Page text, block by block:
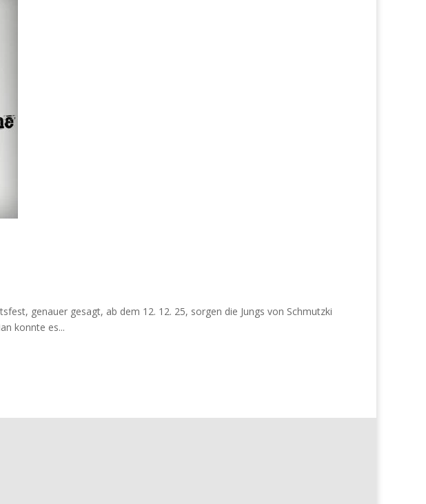
genauer gesagt, ab dem 12. 12. 25, sorgen die Jungs von Schmutzki
konnte es...